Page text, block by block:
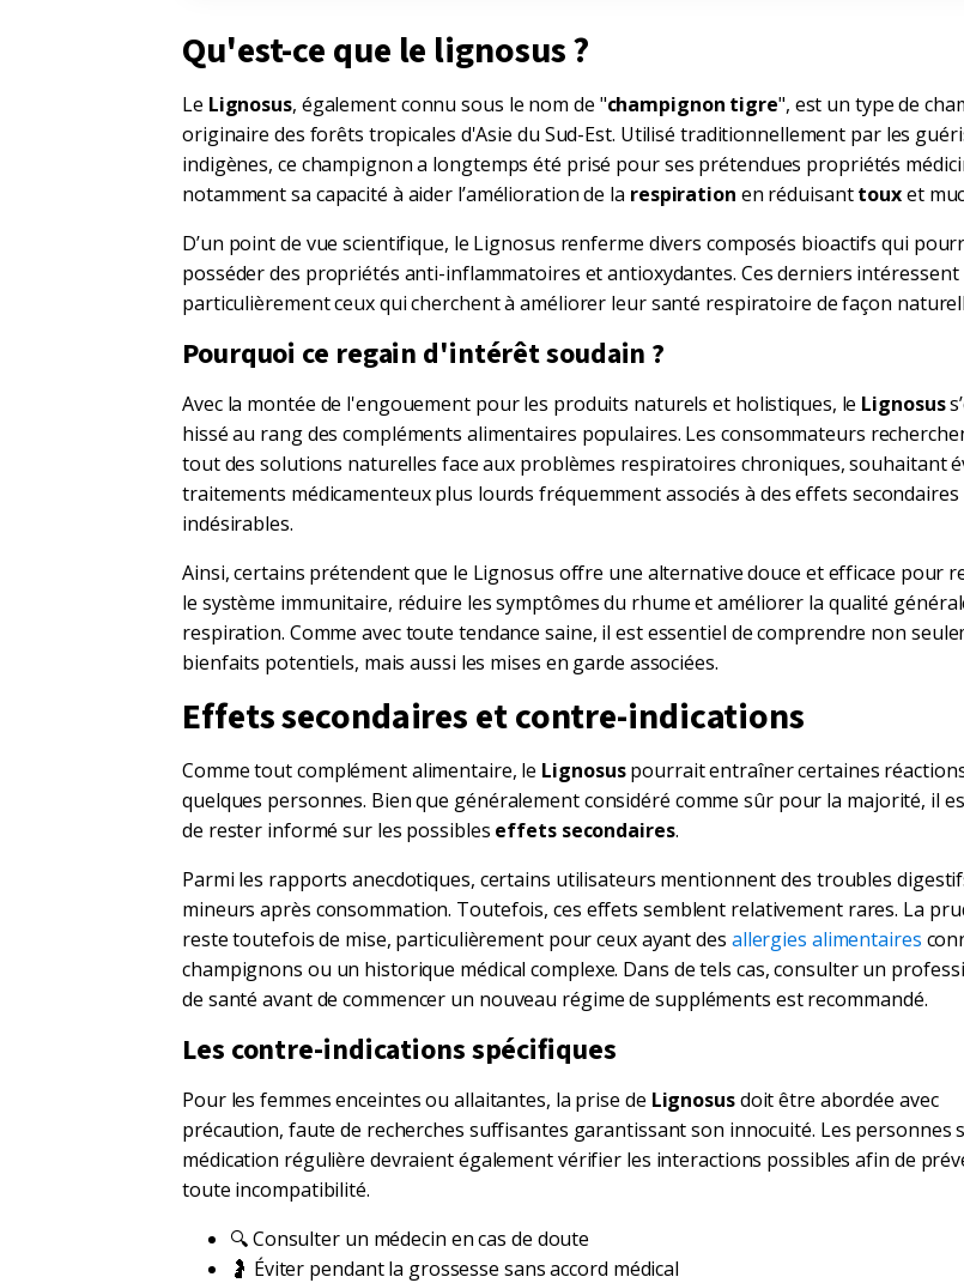
Qu'est-ce que le lignosus ?
Le Lignosus, également connu sous le nom de "champignon tigre", est un type de
originaire des forêts tropicales d'Asie du Sud-Est. Utilisé traditionnellement par les
indigènes, ce champignon a longtemps été prisé pour ses prétendues propriétés
notamment sa capacité à aider l’amélioration de la respiration en réduisanttouxet
D’un point de vue scientifique, le Lignosus renferme divers composés bioactifs qui
posséder des propriétés anti-inflammatoires et antioxydantes. Ces derniers intéressent
particulièrement ceux qui cherchent à améliorer leur santé respiratoire de façon
Pourquoi ce regain d'intérêt soudain ?
Avec la montée de l'engouement pour les produits naturels et holistiques, le Lignosus
hissé au rang des compléments alimentaires populaires. Les consommateurs
tout des solutions naturelles face aux problèmes respiratoires chroniques, souhaitant
traitements médicamenteux plus lourds fréquemment associés à des effets secondaires
indésirables.
Ainsi, certains prétendent que le Lignosus offre une alternative douce et efficace pour
le système immunitaire, réduire les symptômes du rhume et améliorer la qualité
respiration. Comme avec toute tendance saine, il est essentiel de comprendre non
bienfaits potentiels, mais aussi les mises en garde associées.
Effets secondaires et contre-indications
Comme tout complément alimentaire, le Lignosuspourrait entraîner certaines
quelques personnes. Bien que généralement considéré comme sûr pour la majorité, il
de rester informé sur les possibles effets secondaires.
Parmi les rapports anecdotiques, certains utilisateurs mentionnent des troubles
mineurs après consommation. Toutefois, ces effets semblent relativement rares. La
reste toutefois de mise, particulièrement pour ceux ayant des allergies alimentaires
champignons ou un historique médical complexe. Dans de tels cas, consulter un
de santé avant de commencer un nouveau régime de suppléments est recommandé.
Les contre-indications spécifiques
Pour les femmes enceintes ou allaitantes, la prise de Lignosusdoit être abordée avec
précaution, faute de recherches suffisantes garantissant son innocuité. Les personnes
médication régulière devraient également vérifier les interactions possibles afin de
toute incompatibilité.
🔍 Consulter un médecin en cas de doute
🤰 Éviter pendant la grossesse sans accord médical